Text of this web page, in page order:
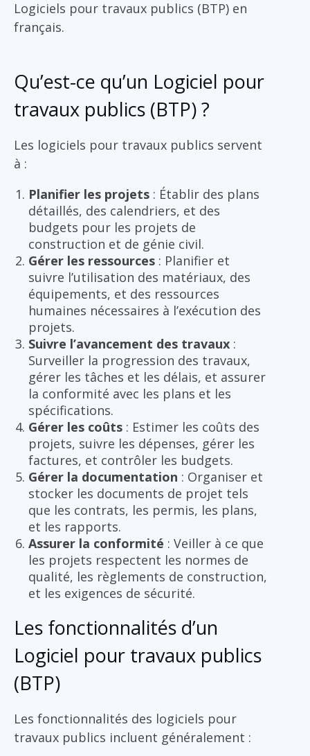
Logiciels pour travaux publics (BTP) en
français.
Qu’est-ce qu’un Logiciel pour
travaux publics (BTP) ?
Les logiciels pour travaux publics servent
à :
Planifier les projets : Établir des plans
détaillés, des calendriers, et des
budgets pour les projets de
construction et de génie civil.
Gérer les ressources : Planifier et
suivre l’utilisation des matériaux, des
équipements, et des ressources
humaines nécessaires à l’exécution des
projets.
Suivre l’avancement des travaux :
Surveiller la progression des travaux,
gérer les tâches et les délais, et assurer
la conformité avec les plans et les
spécifications.
Gérer les coûts : Estimer les coûts des
projets, suivre les dépenses, gérer les
factures, et contrôler les budgets.
Gérer la documentation : Organiser et
stocker les documents de projet tels
que les contrats, les permis, les plans,
et les rapports.
Assurer la conformité : Veiller à ce que
les projets respectent les normes de
qualité, les règlements de construction,
et les exigences de sécurité.
Les fonctionnalités d’un
Logiciel pour travaux publics
(BTP)
Les fonctionnalités des logiciels pour
travaux publics incluent généralement :